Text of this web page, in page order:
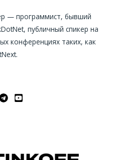
— программист, бывший
публичный спикер на
конференциях таких, как